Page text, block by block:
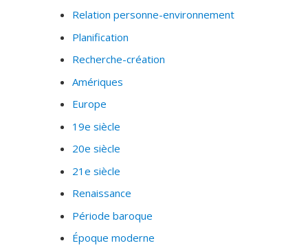
Relation personne-environnement
Planification
Recherche-création
Amériques
Europe
19e siècle
20e siècle
21e siècle
Renaissance
Période baroque
Époque moderne